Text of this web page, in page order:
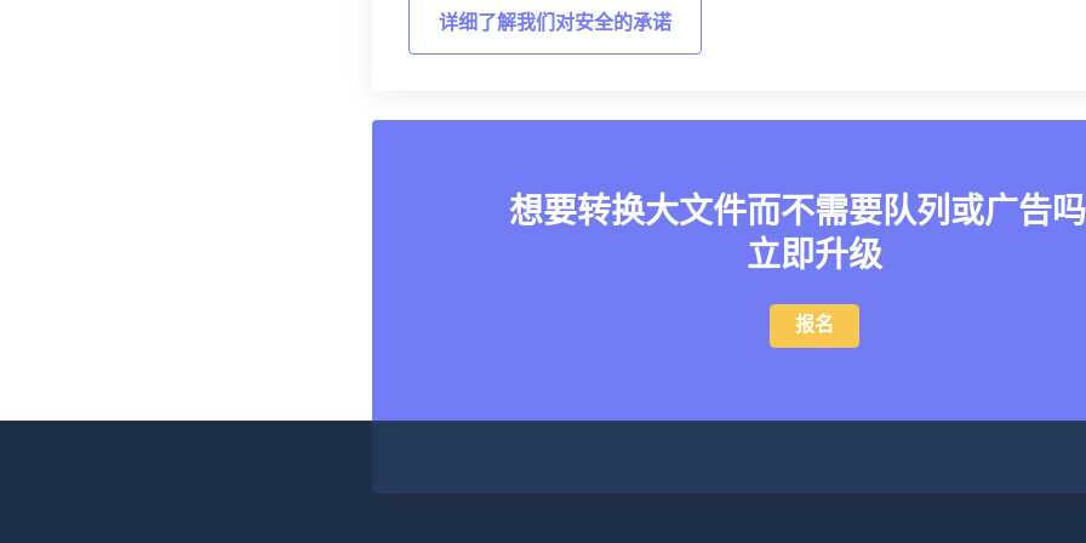
详细了解我们对安全的承诺
想要转换大文件而不需要队列或广告
立即升级
报名